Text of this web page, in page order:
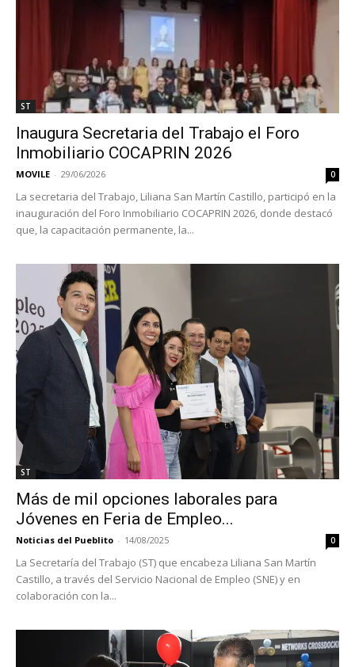
ST
Inaugura Secretaria del Trabajo el Foro
Inmobiliario COCAPRIN 2026
MOVILE - 29/06/2026 0
La secretaria del Trabajo, Liliana San Martín Castillo, participó en la
inauguración del Foro Inmobiliario COCAPRIN 2026, donde destacó
que, la capacitación permanente, la...
ST
Más de mil opciones laborales para
Jóvenes en Feria de Empleo...
Noticias del Pueblito - 14/08/2025 0
La Secretaría del Trabajo (ST) que encabeza Liliana San Martín
Castillo, a través del Servicio Nacional de Empleo (SNE) y en
colaboración con la...